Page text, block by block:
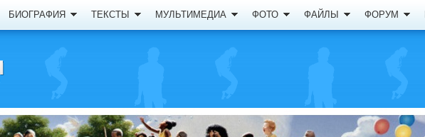
БИОГРАФИЯ ТЕКСТЫ МУЛЬТИМЕДИА ФОТО ФАЙЛЫ ФОРУМ